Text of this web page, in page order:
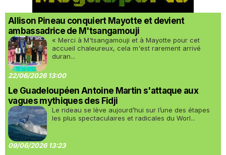
Allison Pineau conquiert Mayotte et devient
ambassadrice de M'tsangamouji
« Merci à M'tsangamouji et à Mayotte pour cet
accueil chaleureux, cela m'est rarement arrivé
duran...
22/06/2026 13:00
Le Guadeloupéen Antoine Martin s'attaque aux
vagues mythiques des Fidji
Le rideau se lève aujourd’hui sur l’une des étapes
les plus spectaculaires et radicales du Worl...
09/06/2026 13:23